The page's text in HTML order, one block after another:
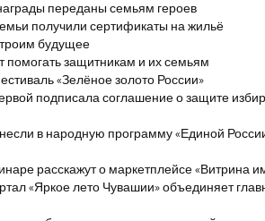
переданы семьям героев
получили сертификаты на жильё
будущее
помогать защитникам и их семьям
«Зелёное золото России»
подписала соглашение о защите
в народную программу «Единой
расскажут о маркетплейсе «Витрина
«Яркое лето Чувашии» объединяет